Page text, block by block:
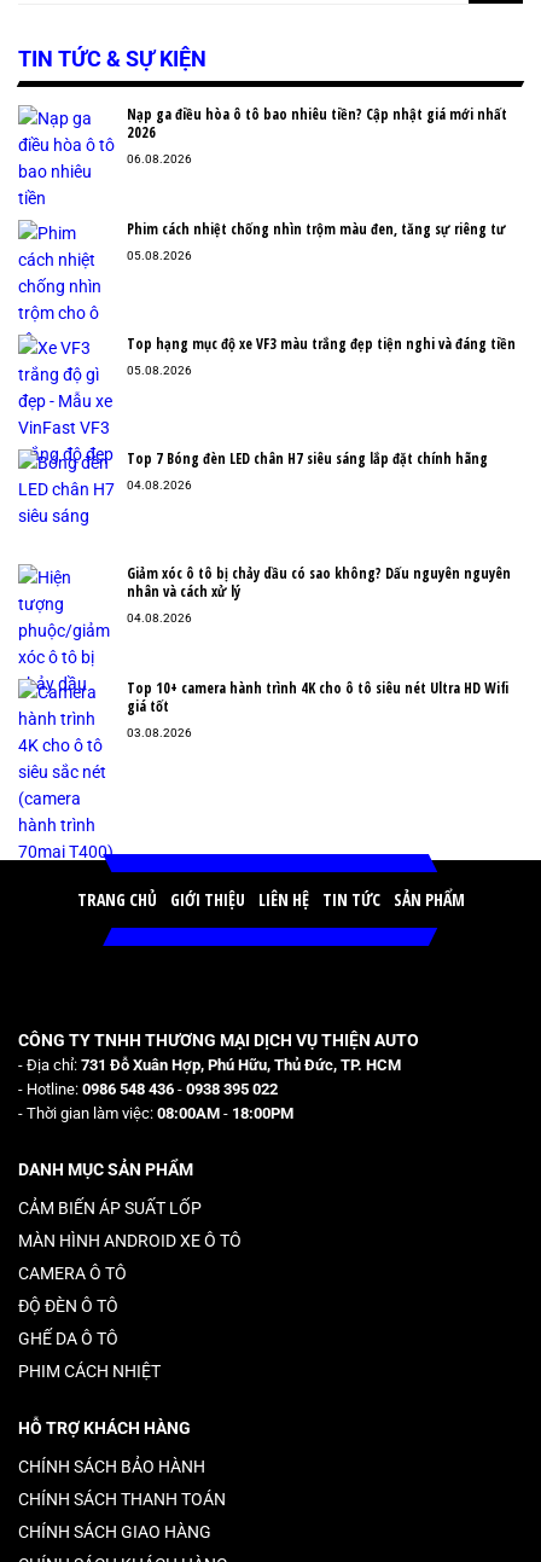
TIN TỨC & SỰ KIỆN
Nạp ga điều hòa ô tô bao nhiêu tiền? Cập nhật giá mới nhất
2026
06.08.2026
Phim cách nhiệt chống nhìn trộm màu đen, tăng sự riêng tư
05.08.2026
Top hạng mục độ xe VF3 màu trắng đẹp tiện nghi và đáng tiền
05.08.2026
Top 7 Bóng đèn LED chân H7 siêu sáng lắp đặt chính hãng
04.08.2026
Giảm xóc ô tô bị chảy dầu có sao không? Dấu nguyên nguyên
nhân và cách xử lý
04.08.2026
Top 10+ camera hành trình 4K cho ô tô siêu nét Ultra HD Wifi
giá tốt
03.08.2026
TRANG CHỦ GIỚI THIỆU LIÊN HỆ TIN TỨC SẢN PHẨM
CÔNG TY TNHH THƯƠNG MẠI DỊCH VỤ THIỆN AUTO
- Địa chỉ: 731 Đỗ Xuân Hợp, Phú Hữu, Thủ Đức, TP. HCM
- Hotline: 0986 548 436 - 0938 395 022
- Thời gian làm việc: 08:00AM - 18:00PM
DANH MỤC SẢN PHẨM
CẢM BIẾN ÁP SUẤT LỐP
MÀN HÌNH ANDROID XE Ô TÔ
CAMERA Ô TÔ
ĐỘ ĐÈN Ô TÔ
GHẾ DA Ô TÔ
PHIM CÁCH NHIỆT
HỖ TRỢ KHÁCH HÀNG
CHÍNH SÁCH BẢO HÀNH
CHÍNH SÁCH THANH TOÁN
CHÍNH SÁCH GIAO HÀNG